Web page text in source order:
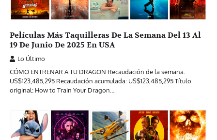
Películas Más Taquilleras De La Semana Del 13 Al
19 De Junio De 2025 En USA
Lo Último
CÓMO ENTRENAR A TU DRAGON Recaudación de la semana:
US$123,485,295 Recaudación acumulada: US$123,485,295 Título
original: How to Train Your Dragon…